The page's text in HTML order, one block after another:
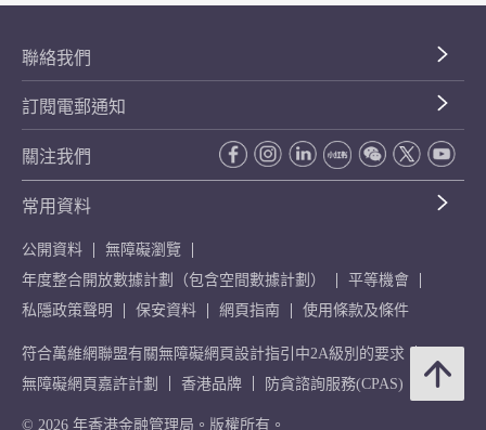
聯絡我們
訂閱電郵通知
關注我們
常用資料
公開資料
無障礙瀏覽
年度整合開放數據計劃（包含空間數據計劃）
平等機會
私隱政策聲明
保安資料 網頁指南 使用條款及條件
符合萬維網聯盟有關無障礙網頁設計指引中2A級別的要求
無障礙網頁嘉許計劃
香港品牌 防貪諮詢服務(CPAS)
© 2026 年香港金融管理局。版權所有。